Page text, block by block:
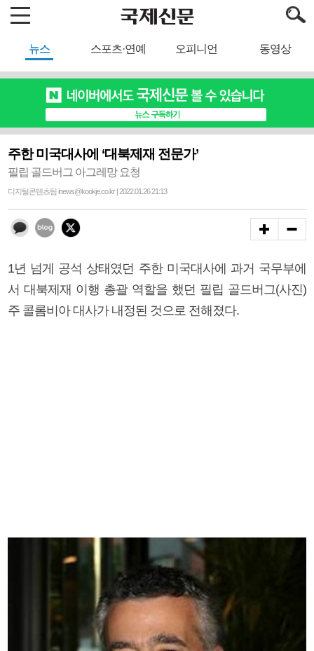
뉴스 스포츠·연예 오피니언 동영상
주한 미국대사에 ‘대북제재 전문가’
필립 골드버그 아그레망 요청
디지털콘텐츠팀 inews@kookje.co.kr | 2022.01.26 21:13
1년 넘게 공석 상태였던 주한 미국대사에 과거 국무부에
서 대북제재 이행 총괄 역할을 했던 필립 골드버그(사진)
주 콜롬비아 대사가 내정된 것으로 전해졌다.